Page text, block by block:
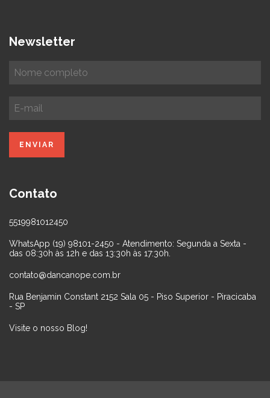
Newsletter
Contato
5519981012450
WhatsApp (19) 98101-2450 - Atendimento: Segunda a Sexta -
das 08:30h às 12h e das 13:30h às 17:30h.
contato@dancanope.com.br
Rua Benjamin Constant 2152 Sala 05 - Piso Superior - Piracicaba
- SP
Visite o nosso Blog!